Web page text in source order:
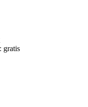
gratis